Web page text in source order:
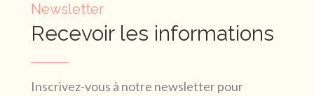
Newsletter
Recevoir les informations
Inscrivez-vous à notre newsletter pour